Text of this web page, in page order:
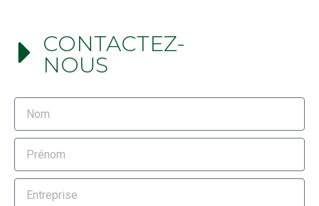
CONTACTEZ-
NOUS